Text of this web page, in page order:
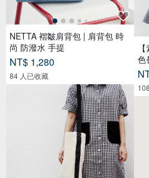
NETTA 褶皺肩背包 | 肩背包 時
尚 防潑水 手提
NT$ 1,280
84 人已收藏
色